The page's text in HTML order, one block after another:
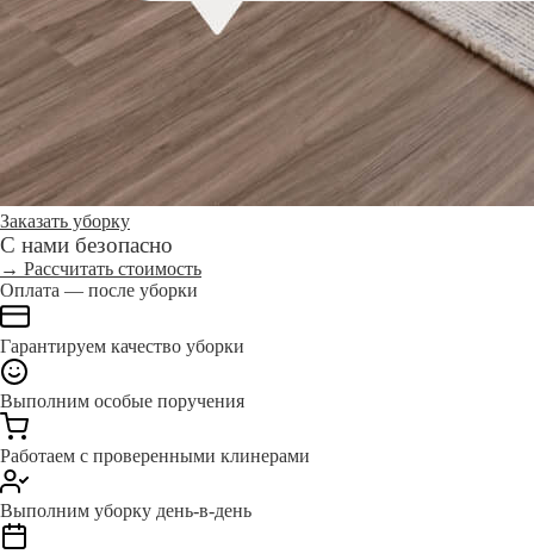
Заказать уборку
С нами безопасно
→ Рассчитать стоимость
Оплата — после уборки
Гарантируем качество уборки
Выполним особые поручения
Работаем с проверенными клинерами
Выполним уборку день-в-день